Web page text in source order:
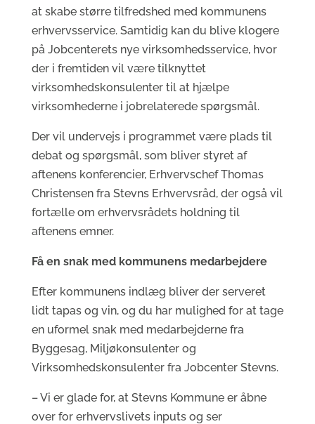
at skabe større tilfredshed med kommunens
erhvervsservice. Samtidig kan du blive klogere
på Jobcenterets nye virksomhedsservice, hvor
der i fremtiden vil være tilknyttet
virksomhedskonsulenter til at hjælpe
virksomhederne i jobrelaterede spørgsmål.
Der vil undervejs i programmet være plads til
debat og spørgsmål, som bliver styret af
aftenens konferencier, Erhvervschef Thomas
Christensen fra Stevns Erhvervsråd, der også vil
fortælle om erhvervsrådets holdning til
aftenens emner.
Få en snak med kommunens medarbejdere
Efter kommunens indlæg bliver der serveret
lidt tapas og vin, og du har mulighed for at tage
en uformel snak med medarbejderne fra
Byggesag, Miljøkonsulenter og
Virksomhedskonsulenter fra Jobcenter Stevns.
– Vi er glade for, at Stevns Kommune er åbne
over for erhvervslivets inputs og ser